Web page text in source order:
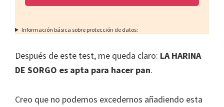
Información básica sobre protección de datos:
Después de este test, me queda claro: LA HARINA
DE SORGO es apta para hacer pan.
Creo que no podemos excedernos añadiendo esta